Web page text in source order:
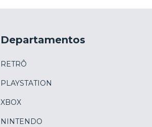
Departamentos
RETRÔ
PLAYSTATION
XBOX
NINTENDO